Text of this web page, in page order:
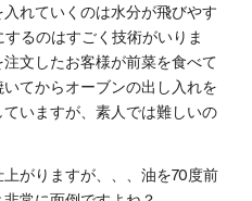
れていくのは水分が飛びやす
るのはすごく技術がいりま
文したお客様が前菜を食べて
てからオーブンの出し入れを
いますが、素人では難しいの
がりますが、、、油を70度前